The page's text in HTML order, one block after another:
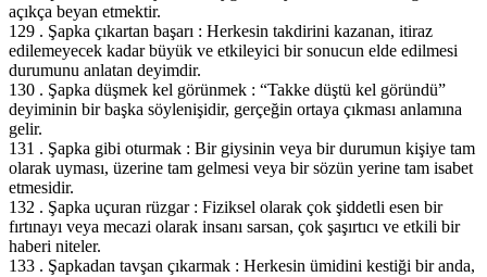
açıkça beyan etmektir.
129 . Şapka çıkartan başarı : Herkesin takdirini kazanan, itiraz
edilemeyecek kadar büyük ve etkileyici bir sonucun elde edilmesi
durumunu anlatan deyimdir.
130 . Şapka düşmek kel görünmek : “Takke düştü kel göründü”
deyiminin bir başka söylenişidir, gerçeğin ortaya çıkması anlamına
gelir.
131 . Şapka gibi oturmak : Bir giysinin veya bir durumun kişiye tam
olarak uyması, üzerine tam gelmesi veya bir sözün yerine tam isabet
etmesidir.
132 . Şapka uçuran rüzgar : Fiziksel olarak çok şiddetli esen bir
fırtınayı veya mecazi olarak insanı sarsan, çok şaşırtıcı ve etkili bir
haberi niteler.
133 . Şapkadan tavşan çıkarmak : Herkesin ümidini kestiği bir anda,